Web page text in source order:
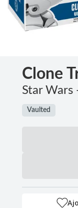
Clone
Star Wars
Vaulted